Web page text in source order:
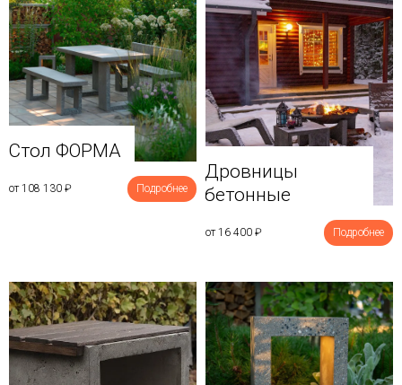
Стол ФОРМА
от 108 130 ₽ Подробнее
Дровницы
бетонные
от 16 400 ₽ Подробнее